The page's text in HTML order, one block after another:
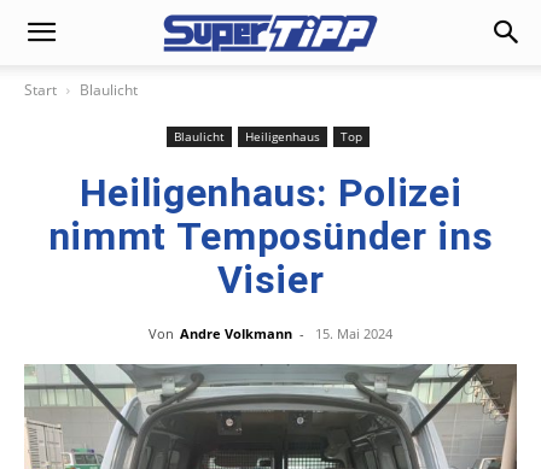
Start Blaulicht
Blaulicht Heiligenhaus Top
Heiligenhaus: Polizei
nimmt Temposünder ins
Visier
Von Andre Volkmann - 15. Mai 2024